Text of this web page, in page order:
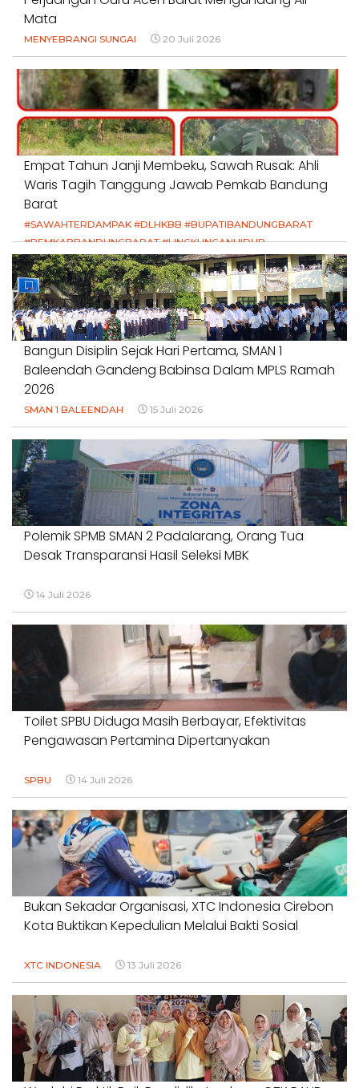
Mata
MENYEBRANGI SUNGAI 20 Juli 2026
Empat Tahun Janji Membeku, Sawah Rusak: Ahli
Waris Tagih Tanggung Jawab Pemkab Bandung
Barat
#SAWAHTERDAMPAK #DLHKBB #BUPATIBANDUNGBARAT
#PEMKABBANDUNGBARAT #LINGKUNGANHIDUP
#HAKPETANI #KEADILANUNTUKPETANI
#NORMALISASISALURAN #IRIGASIRUSAK
#DUGAANPENCEMARAN #AKUNTABILITASPEMERINTAH
18 Juli 2026
Bangun Disiplin Sejak Hari Pertama, SMAN 1
Baleendah Gandeng Babinsa Dalam MPLS Ramah
2026
SMAN 1 BALEENDAH 15 Juli 2026
Polemik SPMB SMAN 2 Padalarang, Orang Tua
Desak Transparansi Hasil Seleksi MBK
14 Juli 2026
Toilet SPBU Diduga Masih Berbayar, Efektivitas
Pengawasan Pertamina Dipertanyakan
SPBU 14 Juli 2026
Bukan Sekadar Organisasi, XTC Indonesia Cirebon
Kota Buktikan Kepedulian Melalui Bakti Sosial
XTC INDONESIA 13 Juli 2026